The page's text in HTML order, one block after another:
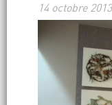
14 octobre 2013